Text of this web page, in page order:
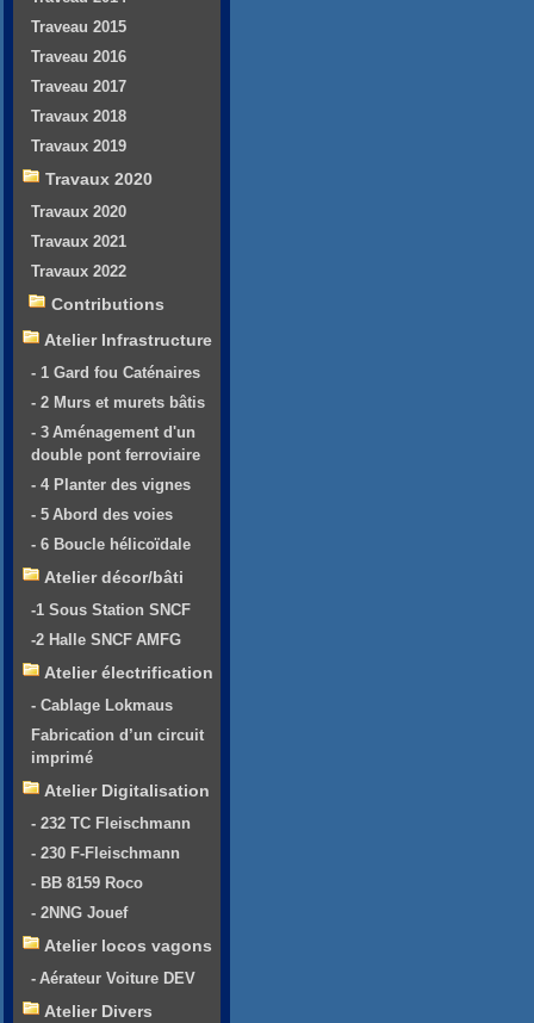
Traveau 2015
Traveau 2016
Traveau 2017
Travaux 2018
Travaux 2019
Travaux 2020
Travaux 2020
Travaux 2021
Travaux 2022
Contributions
Atelier Infrastructure
- 1 Gard fou Caténaires
- 2 Murs et murets bâtis
- 3 Aménagement d'un
double pont ferroviaire
- 4 Planter des vignes
- 5 Abord des voies
- 6 Boucle hélicoïdale
Atelier décor/bâti
-1 Sous Station SNCF
-2 Halle SNCF AMFG
Atelier électrification
- Cablage Lokmaus
Fabrication d’un circuit
imprimé
Atelier Digitalisation
- 232 TC Fleischmann
- 230 F-Fleischmann
- BB 8159 Roco
- 2NNG Jouef
Atelier locos vagons
- Aérateur Voiture DEV
Atelier Divers